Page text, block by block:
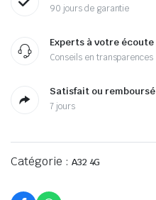
90 jours de garantie
Experts à votre écoute
Conseils en transparences
Satisfait ou remboursé
7 jours
Catégorie : A32 4G